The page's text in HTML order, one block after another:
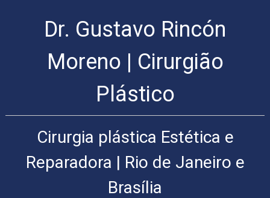
Cirurgia
Arte
Cirurgia
Plástica
Cirurgia
Dr. Gustavo Rincón
Moreno | Cirurgião
Plástico
Cirurgia plástica Estética e
Reparadora | Rio de Janeiro e
Brasília